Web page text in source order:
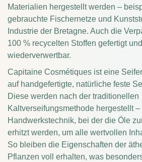
Materialien hergestellt werden –
gebrauchte Fischernetze und
Industrie der Bretagne. Auch die
100 % recycelten Stoffen gefertigt
wiederverwertbar.
Capitaine Cosmétiques ist eine
auf handgefertigte, natürliche feste
Diese werden nach der traditionellen
Kaltverseifungsmethode hergestellt
Handwerkstechnik, bei der die Öle
erhitzt werden, um alle wertvollen
So bleiben die Eigenschaften der
Pflanzen voll erhalten, was